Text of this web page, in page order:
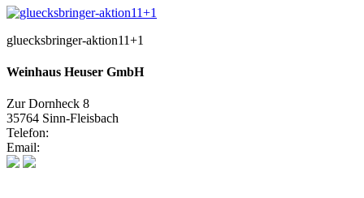
gluecksbringer-aktion11+1
Weinhaus Heuser GmbH
Zur Dornheck 8
35764 Sinn-Fleisbach
Telefon:
Email: